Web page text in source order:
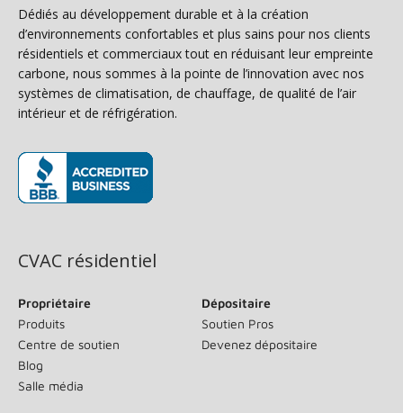
Dédiés au développement durable et à la création
d’environnements confortables et plus sains pour nos clients
résidentiels et commerciaux tout en réduisant leur empreinte
carbone, nous sommes à la pointe de l’innovation avec nos
systèmes de climatisation, de chauffage, de qualité de l’air
intérieur et de réfrigération.
CVAC résidentiel
Propriétaire
Produits
Centre de soutien
Blog
Salle média
Dépositaire
Soutien Pros
Devenez dépositaire